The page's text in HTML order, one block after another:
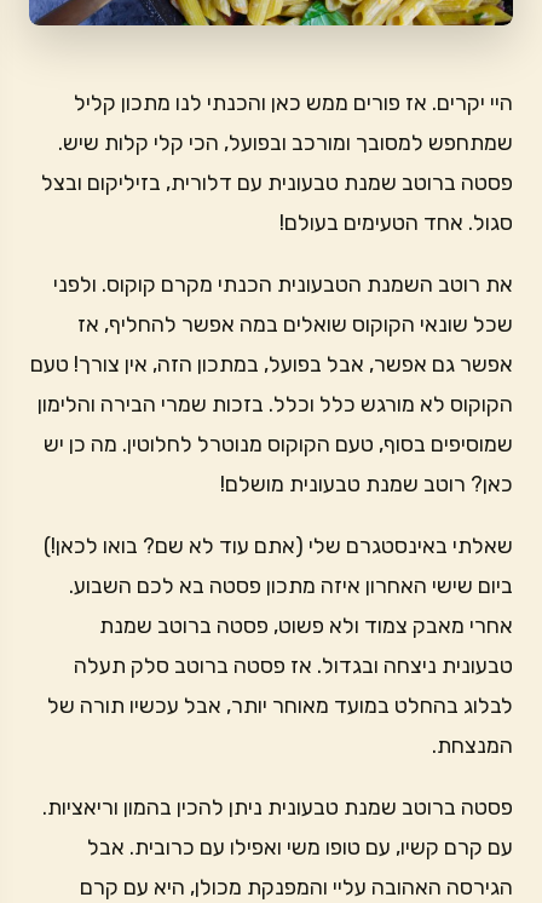
היי יקרים. אז פורים ממש כאן והכנתי לנו מתכון קליל
שמתחפש למסובך ומורכב ובפועל, הכי קלי קלות שיש.
פסטה ברוטב שמנת טבעונית עם דלורית, בזיליקום ובצל
סגול. אחד הטעימים בעולם!
את רוטב השמנת הטבעונית הכנתי מקרם קוקוס. ולפני
שכל שונאי הקוקוס שואלים במה אפשר להחליף, אז
אפשר גם אפשר, אבל בפועל, במתכון הזה, אין צורך! טעם
הקוקוס לא מורגש כלל וכלל. בזכות שמרי הבירה והלימון
שמוסיפים בסוף, טעם הקוקוס מנוטרל לחלוטין. מה כן יש
כאן? רוטב שמנת טבעונית מושלם!
שאלתי באינסטגרם שלי (אתם עוד לא שם? בואו לכאן!)
ביום שישי האחרון איזה מתכון פסטה בא לכם השבוע.
אחרי מאבק צמוד ולא פשוט, פסטה ברוטב שמנת
טבעונית ניצחה ובגדול. אז פסטה ברוטב סלק תעלה
לבלוג בהחלט במועד מאוחר יותר, אבל עכשיו תורה של
המנצחת.
פסטה ברוטב שמנת טבעונית ניתן להכין בהמון וריאציות.
עם קרם קשיו, עם טופו משי ואפילו עם כרובית. אבל
הגירסה האהובה עליי והמפנקת מכולן, היא עם קרם